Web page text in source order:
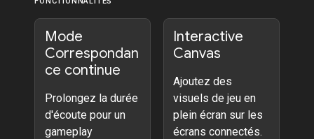
Mode
Correspondan
ce continue
Prolongez la durée
d'écoute pour un
gameplay
Interactive
Canvas
Ajoutez des
visuels de jeu en
plein écran sur les
écrans connectés.